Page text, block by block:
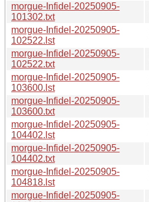
morgue-Infidel-20250905-
101302.txt
morgue-Infidel-20250905-
102522.lst
morgue-Infidel-20250905-
102522.txt
morgue-Infidel-20250905-
103600.lst
morgue-Infidel-20250905-
103600.txt
morgue-Infidel-20250905-
104402.lst
morgue-Infidel-20250905-
104402.txt
morgue-Infidel-20250905-
104818.lst
morgue-Infidel-20250905-